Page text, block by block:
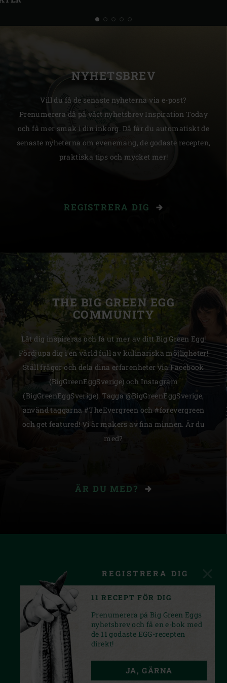
NYHETSBREV
Vill du få de senaste nyheterna via e-post?
Prenumerera då på vårt nyhetsbrev Inspiration Today
och få mer smak i din inkorg. Då får du automatiskt de
senaste nyheterna om evenemang, de godaste recepten,
praktiska tips och mycket mer!
REGISTRERA DIG
THE BIG GREEN EGG
COMMUNITY
Låt dig inspireras och få ut mer av ditt Big Green Egg!
Fördjupa dig i en värld full av kulinariska möjligheter!
Ställ frågor och dela dina erfarenheter via Facebook
(BigGreenEggSverige) och Instagram
(BigGreenEggSverige). Tagga @BigGreenEggSverige,
använd taggarna #TheEvergreen och #forevergreen
och get featured! Vi är makers av fina minnen. Är du
med?
ÄR DU MED?
YOUTUBEINSTAGRAM
REGISTRERA DIG
11 RECEPT FÖR DIG
Prenumerera på Big Green Eggs
nyhetsbrev och få en e-bok med
de 11 godaste EGG-recepten
direkt!
JA, GÄRNA